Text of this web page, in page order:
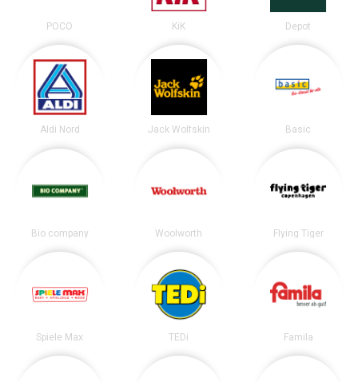
POCO KiK Depot
Aldi Nord Jack Wolfskin Basic
Bio company Woolworth Flying Tiger
Spiele Max TEDi Famila